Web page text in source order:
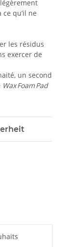
qu’il ne
les résidus
exercer de
un second
Wax Foam Pad